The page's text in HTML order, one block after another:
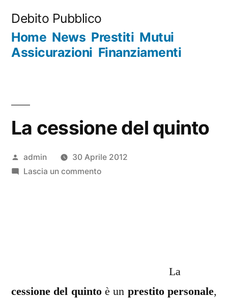
contenuto
Debito Pubblico
Home News Prestiti Mutui
Assicurazioni Finanziamenti
La cessione del quinto
Pubblicato
da
admin
30 Aprile 2012
Lascia un commentosu
La
cessione del quintoè un prestito personale,